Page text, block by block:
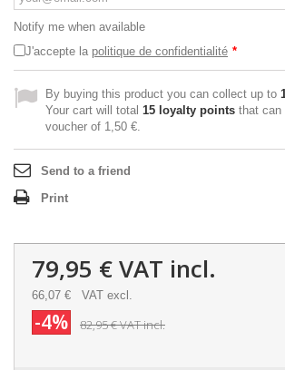
Notify me when available
J'accepte la politique de confidentialité *
By buying this product you can collect up to
Your cart will total 15 loyalty points that can
voucher of 1,50 €.
Send to a friend
Print
79,95 €VAT incl.
66,07 € VAT excl.
-4% 82,95 €VAT incl.